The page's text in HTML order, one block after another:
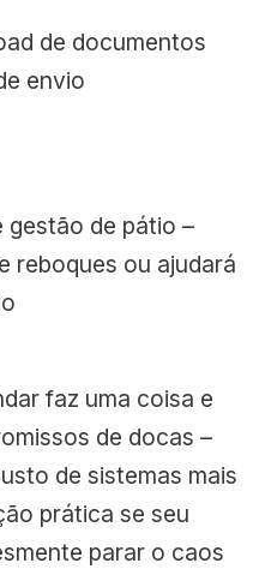
de documentos
envio
gestão de pátio –
reboques ou ajudará
faz uma coisa e
de docas –
de sistemas mais
prática se seu
parar o caos